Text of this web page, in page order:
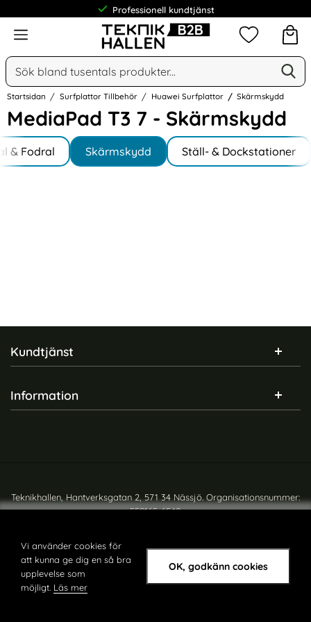
Vi använder cookies för
att kunna ge dig en så bra
upplevelse som
möjligt. Läs mer
OK, godkänn cookies
Professionell kundtjänst
Meny
Sök
Sök på Narse Group AB
Mina
Startsidan Surfplattor Tillbehör Huawei Surfplattor Skärmskydd
MediaPad T3 7 - Skärmskydd
Hoppa
till
produkter
Underkategorier
& Fodral Skärmskydd Ställ- & Dockstationer
Sidfot Blandad info och länkar
Kundtjänst
Information
Teknikhallen, Hantverksgatan 2, 571 34 Nässjö. Organisationsnummer:
559165-6540